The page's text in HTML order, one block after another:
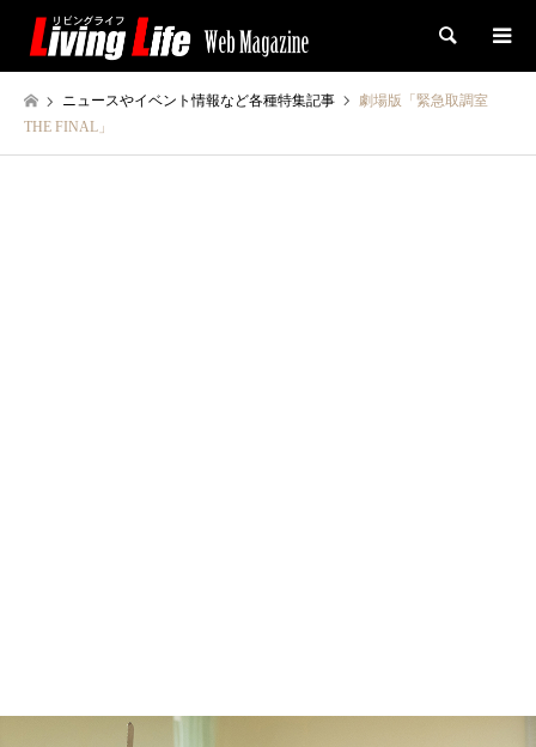
検索
ニュースやイベント情報など各種特集記事
劇場版「緊急取調室
THE FINAL」